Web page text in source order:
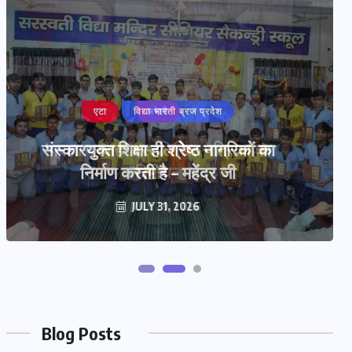
बरेली
‘प्रज्ञा प्रवाह’ हस्तलिखित पत्रिका का
विमोचन
JULY 29, 2026
Blog Posts